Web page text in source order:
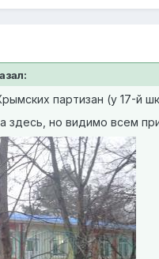
партизан (у 17-й
но видимо всем